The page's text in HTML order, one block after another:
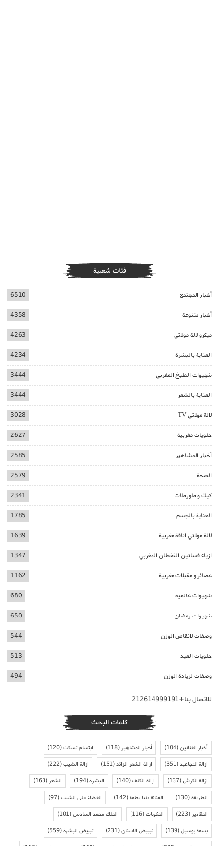
فئات شعبية
أخبار المجتمع 6510
أخبار متنوعة 4358
ميكرو لالة مولاتي 4263
العناية بالبشرة 4234
شهيوات الطبخ المغربي 3444
العناية بالشعر 3444
لالة مولاتي TV 3028
حلويات مغربية 2627
أخبار المشاهير 2585
الصحة 2579
كيك و طورطات 2341
العناية بالجسم 1785
لالة مولاتي اناقة مغربية 1639
ازياء فساتين القفطان المغربي 1347
عصائر و مقبلات مغربية 1162
شهيوات عالمية 680
شهيوات رمضان 650
وصفات لانقاص الوزن 544
حلويات العيد 513
وصفات لزيادة الوزن 494
للاتصال بنا+212614999191
كلمات البحث
أخبار الفنانين(104) أخبار المشاهير(118) ابتسام تسكت(120)
ازالة التجاعيد(351) ازالة الشعر الزائد(151) ازالة الشيب(222)
ازالة الكرش(137) ازالة الكلف(140) البشرة(194) الشعر(163)
الطريقة(130) الفنانة دنيا بطمة(142) القضاء على الشيب(97)
المقادير(223) المكونات(116) الملك محمد السادس(101)
بسمة بوسيل(139) تبييض الاسنان(231) تبييض البشرة(559)